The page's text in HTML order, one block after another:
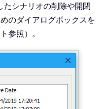
たシナリオの削除や開閉
のダイアログボックスを
参照）。